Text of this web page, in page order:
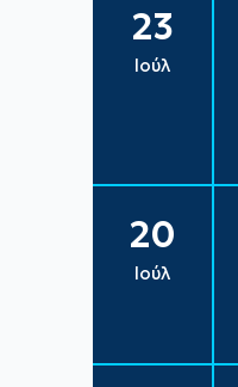
23
Ιούλ
20
Ιούλ